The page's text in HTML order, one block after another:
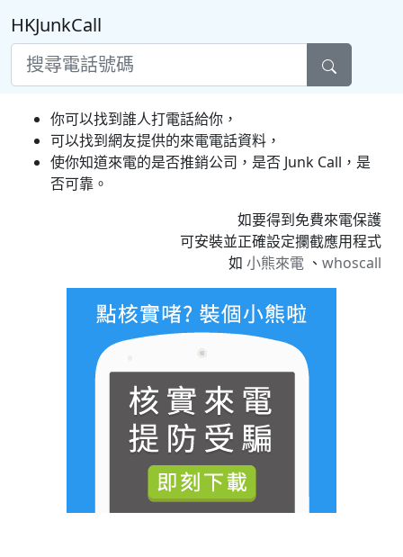
HKJunkCall
你可以找到誰人打電話給你，
可以找到網友提供的來電電話資料，
使你知道來電的是否推銷公司，是否 Junk Call，是
否可靠。
如要得到免費來電保護
可安裝並正確設定攔截應用程式
如 小熊來電 、 whoscall